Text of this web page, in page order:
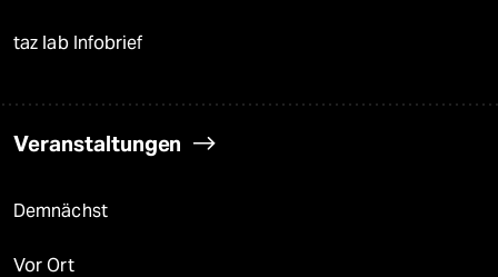
taz lab Infobrief
Veranstaltungen
Demnächst
Vor Ort